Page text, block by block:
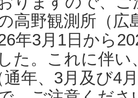
高野観測所（
年3月1日から
た。これに伴い
通年、3月及び4